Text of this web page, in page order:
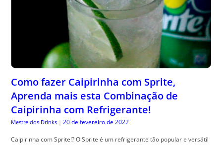
Como fazer Caipirinha com Sprite,
Aprenda mais esta Combinação de
Caipirinha com Refrigerante!
Mestre dos Drinks | 20 de fevereiro de 2022
Caipirinha com Sprite!? O Sprite é um refrigerante tão popular e versátil